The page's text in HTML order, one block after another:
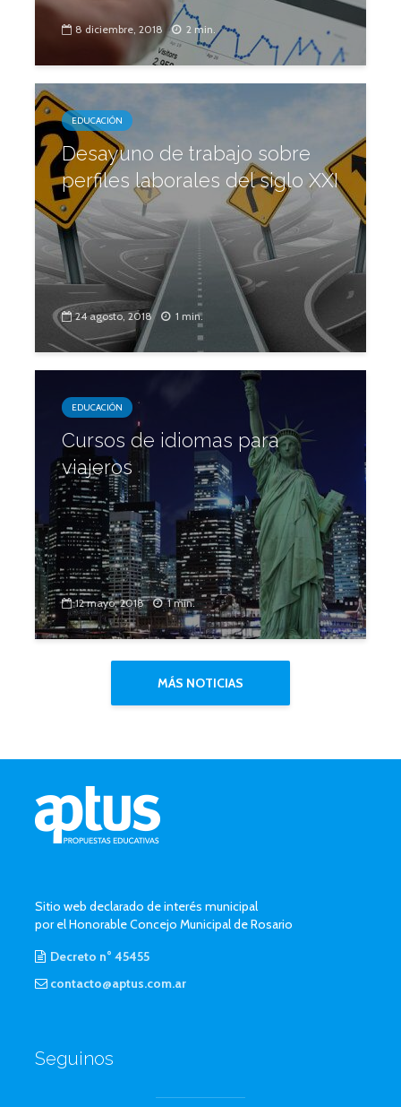
8 diciembre, 2018 2 min.
EDUCACIÓN
Desayuno de trabajo sobre
perfiles laborales del siglo XXI
24 agosto, 2018 1 min.
EDUCACIÓN
Cursos de idiomas para
viajeros
12 mayo, 2018 1 min.
MÁS NOTICIAS
Sitio web declarado de interés municipal
por el Honorable Concejo Municipal de Rosario
Decreto n° 45455
contacto@aptus.com.ar
Seguinos